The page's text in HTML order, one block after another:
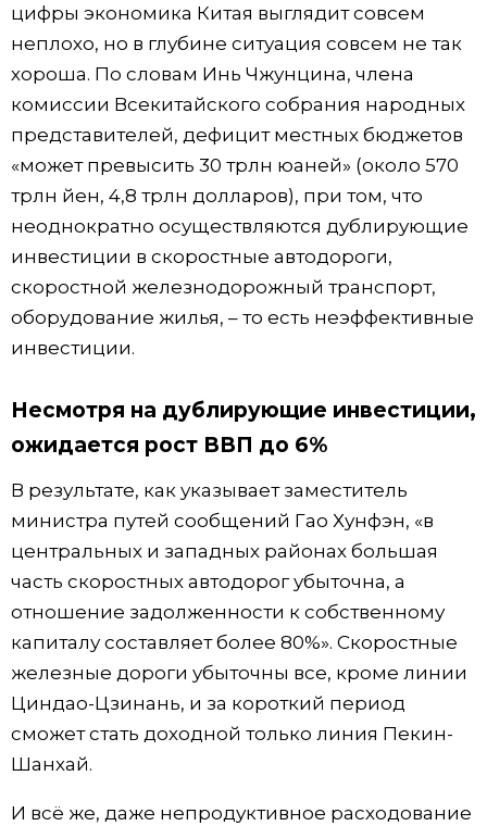
цифры экономика Китая выглядит совсем
неплохо, но в глубине ситуация совсем не так
хороша. По словам Инь Чжунцина, члена
комиссии Всекитайского собрания народных
представителей, дефицит местных бюджетов
«может превысить 30 трлн юаней» (около 570
трлн йен, 4,8 трлн долларов), при том, что
неоднократно осуществляются дублирующие
инвестиции в скоростные автодороги,
скоростной железнодорожный транспорт,
оборудование жилья, – то есть неэффективные
инвестиции.
Несмотря на дублирующие инвестиции,
ожидается рост ВВП до 6%
В результате, как указывает заместитель
министра путей сообщений Гао Хунфэн, «в
центральных и западных районах большая
часть скоростных автодорог убыточна, а
отношение задолженности к собственному
капиталу составляет более 80%». Скоростные
железные дороги убыточны все, кроме линии
Циндао-Цзинань, и за короткий период
сможет стать доходной только линия Пекин-
Шанхай.
И всё же, даже непродуктивное расходование